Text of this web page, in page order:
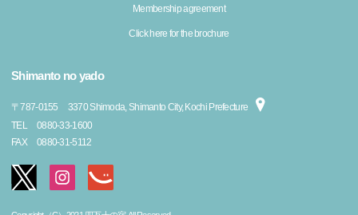
Membership agreement
Click here for the brochure
Shimanto no yado
〒787-0155
3370 Shimoda, Shimanto City, Kochi Prefecture
TEL
0880-33-1600
FAX
0880-31-5112